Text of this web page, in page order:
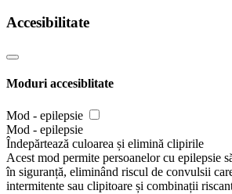
Accesibilitate
Moduri accesiblitate
Mod - epilepsie
Mod - epilepsie
Îndepărtează culoarea și elimină clipirile
Acest mod permite persoanelor cu epilepsie
în siguranță, eliminând riscul de convulsii
intermitente sau clipitoare și combinații